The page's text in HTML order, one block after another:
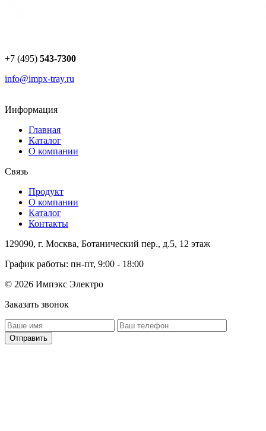
+7 (495) 543-7300
info@impx-tray.ru
Информация
Главная
Каталог
О компании
Связь
Продукт
О компании
Каталог
Контакты
129090, г. Москва, Ботанический пер., д.5, 12 этаж
График работы: пн-пт, 9:00 - 18:00
© 2026 Импэкс Электро
Заказать звонок
Отправить